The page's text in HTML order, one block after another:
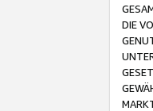
DIE